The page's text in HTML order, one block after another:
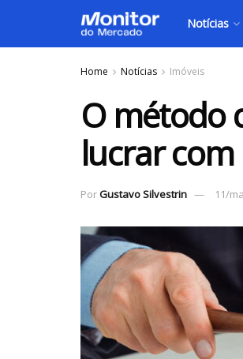
Notícias
Home Notícias Imóveis
O método
lucrar
PorGustavo Silvestrin 11/